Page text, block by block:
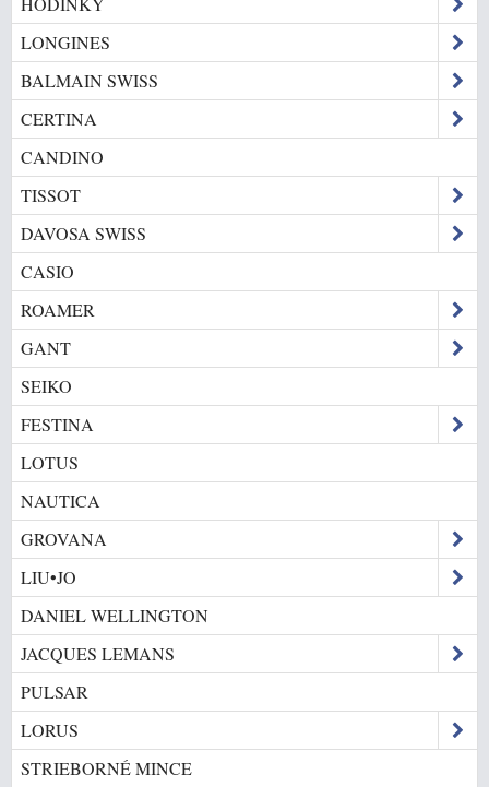
LONGINES
BALMAIN SWISS
CERTINA
CANDINO
TISSOT
DAVOSA SWISS
CASIO
ROAMER
GANT
SEIKO
FESTINA
LOTUS
NAUTICA
GROVANA
LIU•JO
DANIEL WELLINGTON
JACQUES LEMANS
PULSAR
LORUS
STRIEBORNÉ MINCE